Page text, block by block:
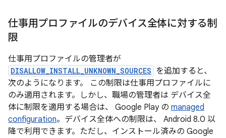
仕事用プロファイルのデバイス全体に対する制
限
仕事用プロファイルの管理者が
DISALLOW_INSTALL_UNKNOWN_SOURCES を追加すると、
次のようになります。 この制限は仕事用プロファイルに
のみ適用されます。しかし、職場の管理者は デバイス全
体に制限を適用する場合は、 Google Play の managed
configuration。デバイス全体への制限は、 Android 8.0 以
降で利用できます。ただし、インストール済みの Google